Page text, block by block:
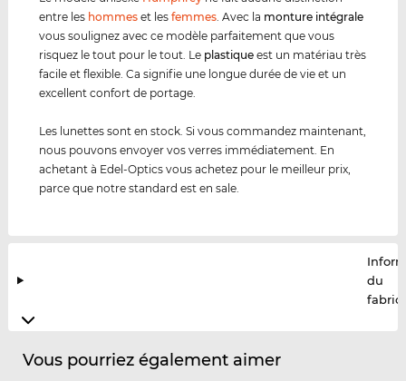
entre les hommes et lesfemmes . Avec la monture intégrale
vous soulignez avec ce modèle parfaitement que vous
risquez le tout pour le tout. Le plastique est un matériau très
facile et flexible. Ca signifie une longue durée de vie et un
excellent confort de portage.
Les lunettes sont en stock. Si vous commandez maintenant,
nous pouvons envoyer vos verres immédiatement. En
achetant à Edel-Optics vous achetez pour le meilleur prix,
parce que notre standard est en sale.
du
Vous pourriez également aimer